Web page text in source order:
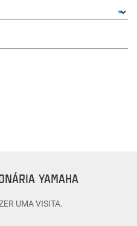
YAMAHA
UMA VISITA.